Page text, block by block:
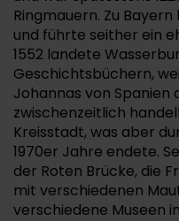
Ringmauern. Zu
und führte seither ein
1552 landete
Geschichtsbüchern,
Johannas von Spanien
zwischenzeitlich
Kreisstadt, was aber
1970er Jahre endete.
der Roten Brücke, die
mit verschiedenen
verschiedene Museen